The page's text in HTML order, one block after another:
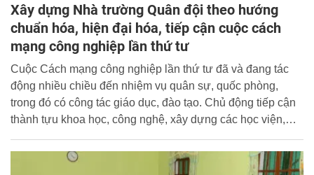
Xây dựng Nhà trường Quân đội theo hướng
chuẩn hóa, hiện đại hóa, tiếp cận cuộc cách
mạng công nghiệp lần thứ tư
Cuộc Cách mạng công nghiệp lần thứ tư đã và đang tác
động nhiều chiều đến nhiệm vụ quân sự, quốc phòng,
trong đó có công tác giáo dục, đào tạo. Chủ động tiếp cận
thành tựu khoa học, công nghệ, xây dựng các học viện,
đáp ứng yêu cầu xây dựng Quân đội cách mạng, chính
quy, tinh nhuệ, từng bước hiện đại trong tình hình mới là